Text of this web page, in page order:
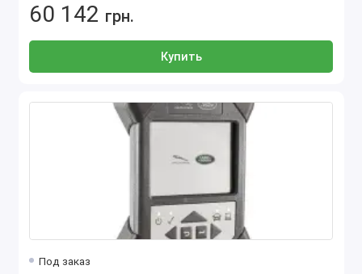
60 142 грн.
Купить
Под заказ